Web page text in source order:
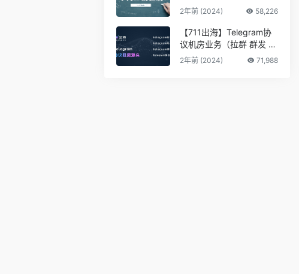
2年前 (2024) 58,226
【711出海】Telegram协
议机房业务（拉群 群发 私
信 采集 筛料）
2年前 (2024) 71,988